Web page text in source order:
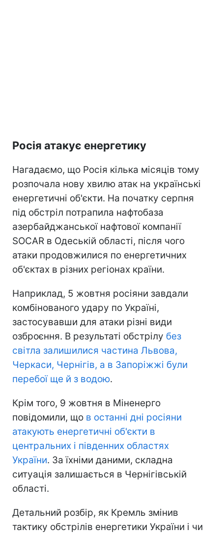
Росія атакує енергетику
Нагадаємо, що Росія кілька місяців тому
розпочала нову хвилю атак на українські
енергетичні об'єкти. На початку серпня
під обстріл потрапила нафтобаза
азербайджанської нафтової компанії
SOCAR в Одеській області, після чого
атаки продовжилися по енергетичних
об'єктах в різних регіонах країни.
Наприклад, 5 жовтня росіяни завдали
комбінованого удару по Україні,
застосувавши для атаки різні види
озброєння. В результаті обстрілу без
світла залишилися частина Львова,
Черкаси, Чернігів, а в Запоріжжі були
перебої ще й з водою.
Крім того, 9 жовтня в Міненерго
повідомили, що в останні дні росіяни
атакують енергетичні об'єкти в
центральних і південних областях
України. За їхніми даними, складна
ситуація залишається в Чернігівській
області.
Детальний розбір, як Кремль змінив
тактику обстрілів енергетики України і чи